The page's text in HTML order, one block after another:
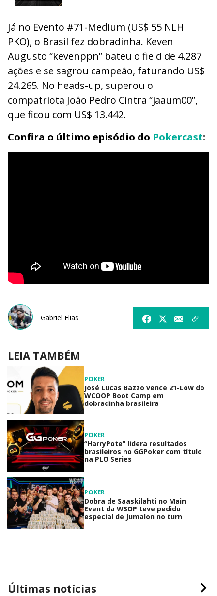
Já no Evento #71-Medium (US$ 55 NLH
PKO), o Brasil fez dobradinha. Keven
Augusto “kevenppn” bateu o field de 4.287
ações e se sagrou campeão, faturando US$
24.265. No heads-up, superou o
compatriota João Pedro Cintra “jaaum00”,
que ficou com US$ 13.442.
Confira o último episódio do Pokercast:
Gabriel Elias
LEIA TAMBÉM
POKER
José Lucas Bazzo vence 21-Low do
WCOOP Boot Camp em
dobradinha brasileira
POKER
“HarryPote” lidera resultados
brasileiros no GGPoker com título
na PLO Series
POKER
Dobra de Saaskilahti no Main
Event da WSOP teve pedido
especial de Jumalon no turn
Últimas notícias